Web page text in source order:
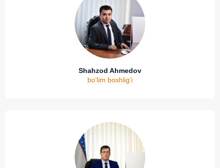
Shahzod Ahmedov
bo‘lim boshlig‘i